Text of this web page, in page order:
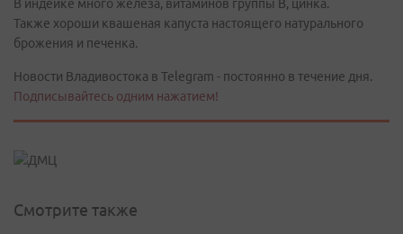
В индейке много железа, витаминов группы В, цинка.
Также хороши квашеная капуста настоящего натурального
брожения и печенка.
Новости Владивостока в Telegram - постоянно в течение дня.
Подписывайтесь одним нажатием!
Смотрите также